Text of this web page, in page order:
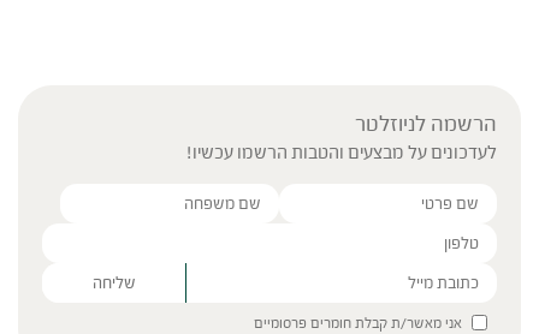
הרשמה לניוזלטר
לעדכונים על מבצעים והטבות הרשמו עכשיו!
Please leave this field empty.
אני מאשר/ת קבלת חומרים פרסומיים